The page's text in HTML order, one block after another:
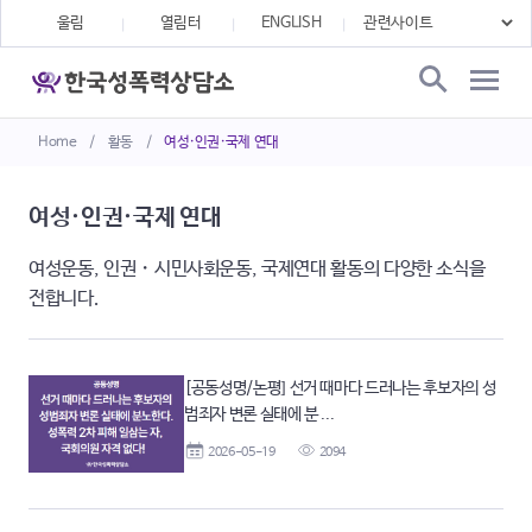
Home / 활동 / 여성·인권·국제 연대
울림 열림터 ENGLISH
여성·인권·국제 연대
여성운동, 인권・시민사회운동, 국제연대 활동의 다양한 소식을
전합니다.
[공동성명/논평] 선거 때마다 드러나는 후보자의 성
범죄자 변론 실태에 분 ...
2026-05-19 2094